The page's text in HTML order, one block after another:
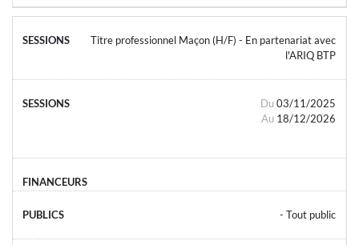
Titre professionnel Maçon (H/F) - En partenariat avec
l'ARIQ BTP
Du 03/11/2025
Au 18/12/2026
- Tout public